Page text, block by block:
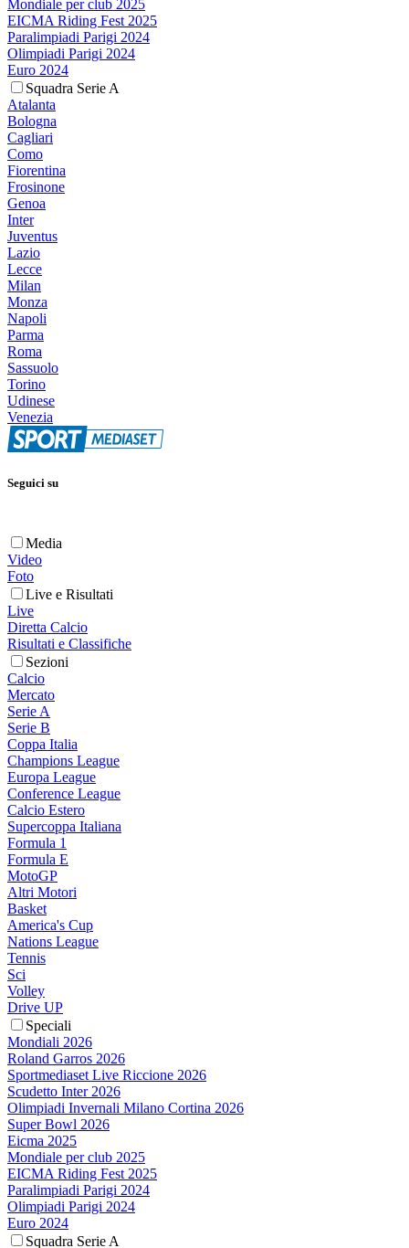
Mondiale per club 2025
EICMA Riding Fest 2025
Paralimpiadi Parigi 2024
Olimpiadi Parigi 2024
Euro 2024
Squadra Serie A
Atalanta
Bologna
Cagliari
Como
Fiorentina
Frosinone
Genoa
Inter
Juventus
Lazio
Lecce
Milan
Monza
Napoli
Parma
Roma
Sassuolo
Torino
Udinese
Venezia
Seguici su
Media
Video
Foto
Live e Risultati
Live
Diretta Calcio
Risultati e Classifiche
Sezioni
Calcio
Mercato
Serie A
Serie B
Coppa Italia
Champions League
Europa League
Conference League
Calcio Estero
Supercoppa Italiana
Formula 1
Formula E
MotoGP
Altri Motori
Basket
America's Cup
Nations League
Tennis
Sci
Volley
Drive UP
Speciali
Mondiali 2026
Roland Garros 2026
Sportmediaset Live Riccione 2026
Scudetto Inter 2026
Olimpiadi Invernali Milano Cortina 2026
Super Bowl 2026
Eicma 2025
Mondiale per club 2025
EICMA Riding Fest 2025
Paralimpiadi Parigi 2024
Olimpiadi Parigi 2024
Euro 2024
Squadra Serie A